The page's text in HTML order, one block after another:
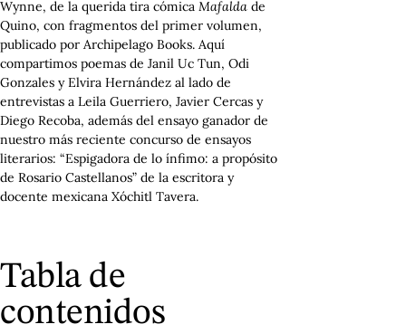
Wynne, de la querida tira cómica Mafalda de
Quino, con fragmentos del primer volumen,
publicado por Archipelago Books. Aquí
compartimos poemas de Janil Uc Tun, Odi
Gonzales y Elvira Hernández al lado de
entrevistas a Leila Guerriero, Javier Cercas y
Diego Recoba, además del ensayo ganador de
nuestro más reciente concurso de ensayos
literarios: “Espigadora de lo ínfimo: a propósito
de Rosario Castellanos” de la escritora y
docente mexicana Xóchitl Tavera.
Tabla de
contenidos